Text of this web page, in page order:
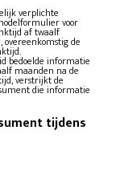
verplichte
voor
af twaalf
de
bedoelde informatie
maanden na de
verstrijkt de
die informatie
tijdens